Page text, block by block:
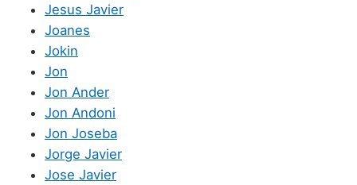
Jesus Javier
Joanes
Jokin
Jon
Jon Ander
Jon Andoni
Jon Joseba
Jorge Javier
Jose Javier